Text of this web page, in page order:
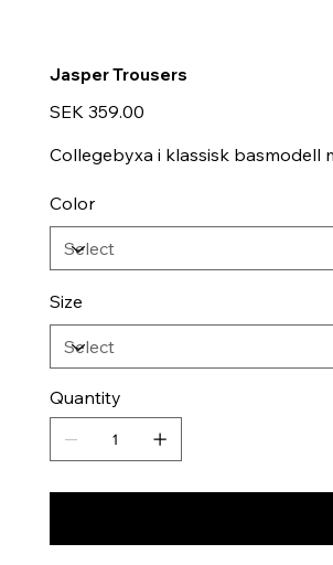
Jasper Trousers
Price
SEK 359.00
Collegebyxa i klassisk basmodell
Color
Size
Quantity